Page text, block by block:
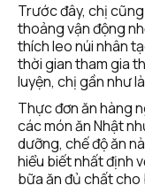
Trước đây, chị
thoảng vận động
thích leo núi nhân
thời gian tham gia
luyện, chị gần như
Thực đơn ăn hàng
các món ăn Nhật
dưỡng, chế độ ăn
hiểu biết nhất định
bữa ăn đủ chất cho